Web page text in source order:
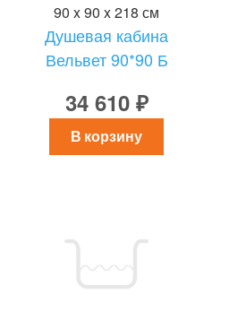
90 x 90 x 218 см
Душевая кабина
Вельвет 90*90 Б
34 610 ₽
В корзину